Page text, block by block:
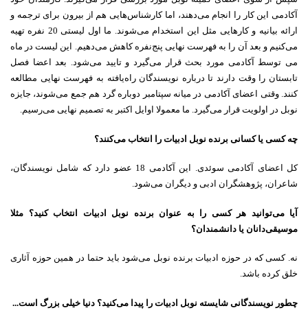
آکادمی این کار را انجام می‌دهند، اما کارشناس‌هایی هم از بیرون برای ترجمه و
ارائه بیانیه و کارهایی مثل این استخدام می‌شوند. ما اول لیستی 20 نفره تهیه
می‌کنیم و بعد آن را به فهرست نهایی پنج‌نفره کاهش می‌دهیم. این لیست در ماه
می توسط آکادمی مورد بحث قرار می‌گیرد و تایید می‌شود. بعد اعضا فصل
تابستان را وقت دارند تا درباره نویسندگان راه‌یافته به فهرست نهایی مطالعه
کنند. وقتی اعضای آکادمی در میانه سپتامبر دوباره گرد هم جمع می‌شوند، جایزه
نوبل در اولویت قرار می‌گیرد. ما معمولا اوایل اکتبر به تصمیم نهایی می‌رسیم.
چه کسی یا کسانی برنده نوبل ادبیات را انتخاب می‌کنند؟
کل اعضای آکادمی سوئدی. این آکادمی 18 عضو دارد که شامل نویسندگان‌،
شاعرا‌ن، پژوهشگران ادبی و دیگران می‌شود.
آیا می‌توانید هر کسی را به عنوان برنده نوبل ادبیات انتخاب کنید؟ مثلا
موسیقی‌دانان یا دانشمندان؟
نه. کسی که در حوزه ادبیات برنده نوبل می‌شود باید حتما در همین حوزه آثاری
خلق کرده باشد.
چطور نویسندگانی شایسته نوبل ادبیات را پیدا می‌کنید؟ دنیا خیلی بزرگ است...